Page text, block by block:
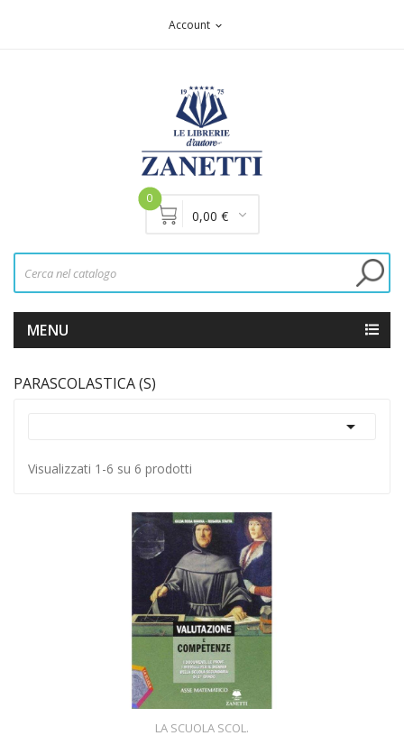
Account expand_more
0
0,00 €
MENU
PARASCOLASTICA (S)

Visualizzati 1-6 su 6 prodotti
LA SCUOLA SCOL.